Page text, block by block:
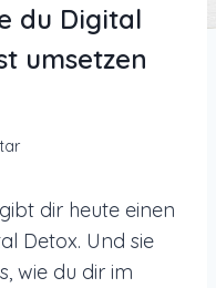
du Digital
umsetzen
dir heute einen
Detox. Und sie
wie du dir im